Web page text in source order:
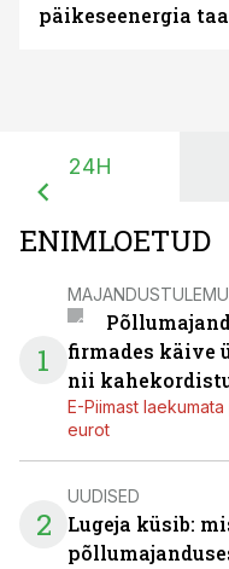
päikeseenergia
24H
ENIMLOETUD
1
firmades käive
nii
E-Piimast
eurot
2
UUDISED
Lugeja küsib: